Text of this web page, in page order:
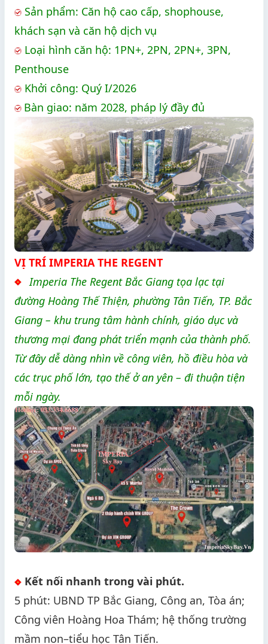
Sản phẩm: Căn hộ cao cấp, shophouse,
khách sạn và căn hộ dịch vụ
Loại hình căn hộ: 1PN+, 2PN, 2PN+, 3PN,
Penthouse
Khởi công: Quý I/2026
Bàn giao: năm 2028, pháp lý đầy đủ
VỊ TRÍ IMPERIA THE REGENT
Imperia The Regent Bắc Giang tọa lạc tại
đường Hoàng Thế Thiện, phường Tân Tiến, TP. Bắc
Giang – khu trung tâm hành chính, giáo dục và
thương mại đang phát triển mạnh của thành phố.
Từ đây dễ dàng nhìn về công viên, hồ điều hòa và
các trục phố lớn, tạo thế ở an yên – đi thuận tiện
mỗi ngày.
Kết nối nhanh trong vài phút.
5 phút: UBND TP Bắc Giang, Công an, Tòa án;
Công viên Hoàng Hoa Thám; hệ thống trường
mầm non–tiểu học Tân Tiến.